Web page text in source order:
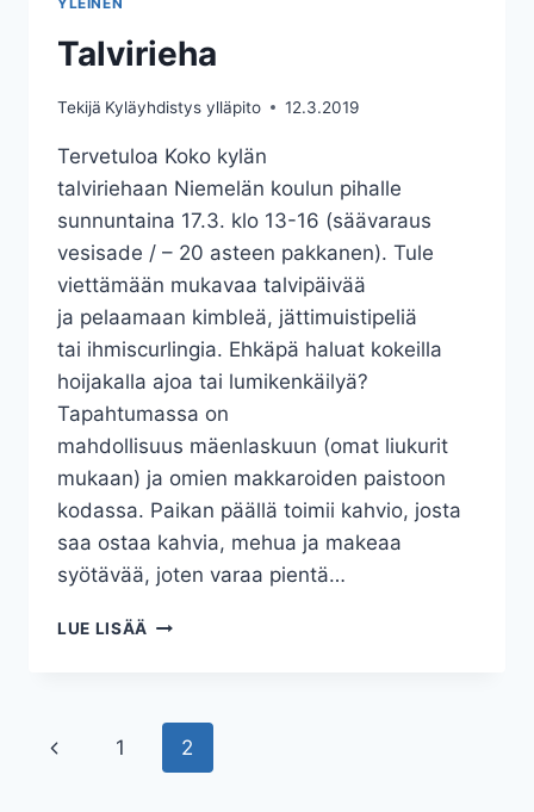
Talvirieha
Tekijä Kyläyhdistys ylläpito 12.3.2019
Tervetuloa Koko kylän
talviriehaan Niemelän koulun pihalle
sunnuntaina 17.3. klo 13-16 (säävaraus
vesisade / – 20 asteen pakkanen). Tule
viettämään mukavaa talvipäivää
ja pelaamaan kimbleä, jättimuistipeliä
tai ihmiscurlingia. Ehkäpä haluat kokeilla
hoijakalla ajoa tai lumikenkäilyä?
Tapahtumassa on
mahdollisuus mäenlaskuun (omat liukurit
mukaan) ja omien makkaroiden paistoon
kodassa. Paikan päällä toimii kahvio, josta
saa ostaa kahvia, mehua ja makeaa
syötävää, joten varaa pientä…
LUE LISÄÄ TALVIRIEHA
Sivunavigointi
Edellinen
1 2